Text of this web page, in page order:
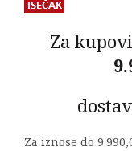
Za
Za iznose do